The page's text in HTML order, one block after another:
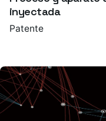
inyectada
Patente